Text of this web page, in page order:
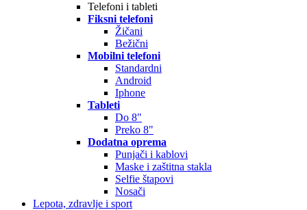
Telefoni i tableti
Fiksni telefoni
Žičani
Bežični
Mobilni telefoni
Standardni
Android
Iphone
Tableti
Do 8"
Preko 8"
Dodatna oprema
Punjači i kablovi
Maske i zaštitna stakla
Selfie štapovi
Nosači
Lepota, zdravlje i sport